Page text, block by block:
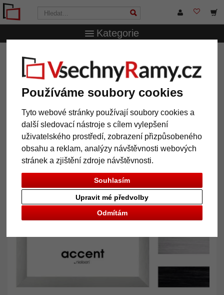
Používáme soubory cookies
Tyto webové stránky používají soubory cookies a
další sledovací nástroje s cílem vylepšení
uživatelského prostředí, zobrazení přizpůsobeného
obsahu a reklam, analýzy návštěvnosti webových
stránek a zjištění zdroje návštěvnosti.
Souhlasím
Odmítám
Upravit mé předvolby
Kategorie
VsechnRamy.cz
Hliníkový rám Largo
Hliníkový rám Largo